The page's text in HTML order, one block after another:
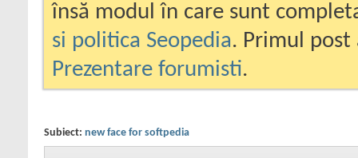
însă modul în care sunt
si politica Seopedia. Primul
Prezentare forumisti.
Subiect: new face for softpedia